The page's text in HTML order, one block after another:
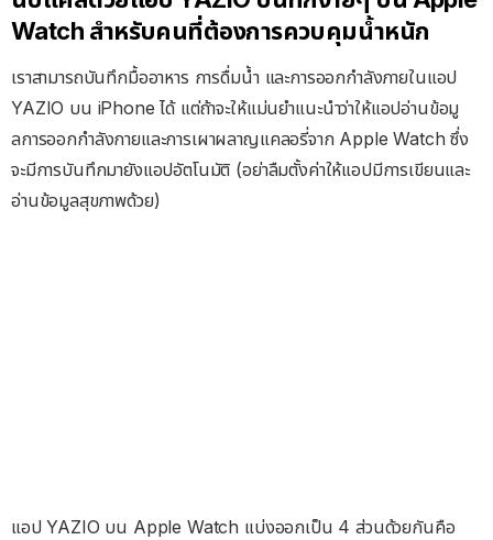
Watch สำหรับคนที่ต้องการควบคุมน้ำหนัก
เราสามารถบันทึกมื้ออาหาร การดื่มน้ำ และการออกกำลังภายในแอป
YAZIO บน iPhone ได้ แต่ถ้าจะให้แม่นยำแนะนำว่าให้แอปอ่านข้อมู
ลการออกกำลังกายและการเผาผลาญแคลอรี่จาก Apple Watch ซึ่ง
จะมีการบันทึกมายังแอปอัตโนมัติ (อย่าลืมตั้งค่าให้แอปมีการเขียนและ
อ่านข้อมูลสุขภาพด้วย)
แอป YAZIO บน Apple Watch แบ่งออกเป็น 4 ส่วนด้วยกันคือ